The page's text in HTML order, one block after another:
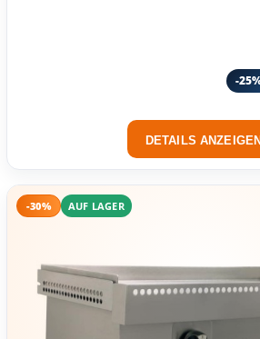
-
DETAILS ANZEIGEN
-30% AUF LAGER